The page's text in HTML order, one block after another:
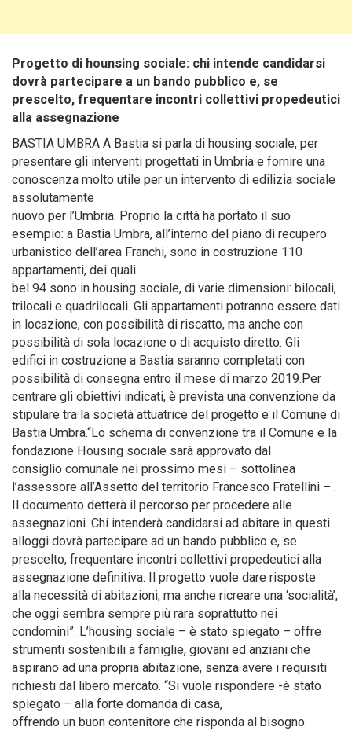
Progetto di hounsing sociale: chi intende candidarsi
dovrà partecipare a un bando pubblico e, se
prescelto, frequentare incontri collettivi propedeutici
alla assegnazione
BASTIA UMBRA A Bastia si parla di housing sociale, per
presentare gli interventi progettati in Umbria e fornire una
conoscenza molto utile per un intervento di edilizia sociale
assolutamente
nuovo per l’Umbria. Proprio la città ha portato il suo
esempio: a Bastia Umbra, all’interno del piano di recupero
urbanistico dell’area Franchi, sono in costruzione 110
appartamenti, dei quali
bel 94 sono in housing sociale, di varie dimensioni: bilocali,
trilocali e quadrilocali. Gli appartamenti potranno essere dati
in locazione, con possibilità di riscatto, ma anche con
possibilità di sola locazione o di acquisto diretto. Gli
edifici in costruzione a Bastia saranno completati con
possibilità di consegna entro il mese di marzo 2019.Per
centrare gli obiettivi indicati, è prevista una convenzione da
stipulare tra la società attuatrice del progetto e il Comune di
Bastia Umbra.“Lo schema di convenzione tra il Comune e la
fondazione Housing sociale sarà approvato dal
consiglio comunale nei prossimo mesi – sottolinea
l’assessore all’Assetto del territorio Francesco Fratellini – .
Il documento detterà il percorso per procedere alle
assegnazioni. Chi intenderà candidarsi ad abitare in questi
alloggi dovrà partecipare ad un bando pubblico e, se
prescelto, frequentare incontri collettivi propedeutici alla
assegnazione definitiva. Il progetto vuole dare risposte
alla necessità di abitazioni, ma anche ricreare una ‘socialità’,
che oggi sembra sempre più rara soprattutto nei
condomini”. L’housing sociale – è stato spiegato – offre
strumenti sostenibili a famiglie, giovani ed anziani che
aspirano ad una propria abitazione, senza avere i requisiti
richiesti dal libero mercato. “Si vuole rispondere -è stato
spiegato – alla forte domanda di casa,
offrendo un buon contenitore che risponda al bisogno